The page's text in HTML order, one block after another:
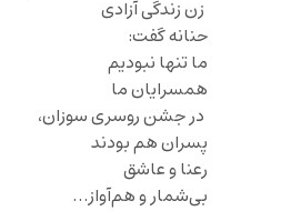
زن زندگی آزادی
حنانه گفت:
ما تنها نبودیم
همسرایان ما
در جشن روسری سوزان،
پسران هم بودند
رعنا و عاشق
بی‌شمار و هم‌آواز…